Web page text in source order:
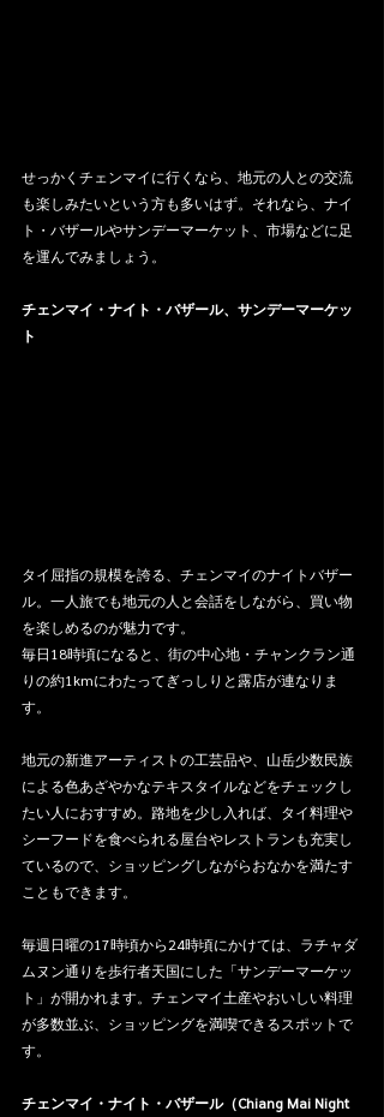
せっかくチェンマイに行くなら、地元の人との交流
も楽しみたいという方も多いはず。それなら、ナイ
ト・バザールやサンデーマーケット、市場などに足
を運んでみましょう。
チェンマイ・ナイト・バザール、サンデーマーケッ
ト
タイ屈指の規模を誇る、チェンマイのナイトバザー
ル。一人旅でも地元の人と会話をしながら、買い物
を楽しめるのが魅力です。
毎日18時頃になると、街の中心地・チャンクラン通
りの約1kmにわたってぎっしりと露店が連なりま
す。
地元の新進アーティストの工芸品や、山岳少数民族
による色あざやかなテキスタイルなどをチェックし
たい人におすすめ。路地を少し入れば、タイ料理や
シーフードを食べられる屋台やレストランも充実し
ているので、ショッピングしながらおなかを満たす
こともできます。
毎週日曜の17時頃から24時頃にかけては、ラチャダ
ムヌン通りを歩行者天国にした「サンデーマーケッ
ト」が開かれます。チェンマイ土産やおいしい料理
が多数並ぶ、ショッピングを満喫できるスポットで
す。
チェンマイ・ナイト・バザール（Chiang Mai Night